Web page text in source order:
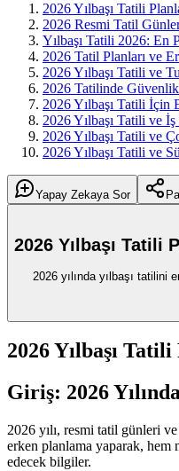
2026 Yılbaşı Tatili
2026 Resmi Tatil
Yılbaşı Tatili 2026: En
2026 Tatil Planları ve
2026 Yılbaşı Tatili ve
2026 Tatilinde
2026 Yılbaşı Tatili
2026 Yılbaşı Tatili ve
2026 Yılbaşı Tatili ve
2026 Yılbaşı Tatili ve
Yapay Zekaya Sor
2026 Yılbaşı Tatili
2026 yılında yılbaşı tatilini
2026 Yılbaşı
Giriş: 2026
2026 yılı, resmi tatil günleri
erken planlama yaparak, hem
edecek bilgiler.